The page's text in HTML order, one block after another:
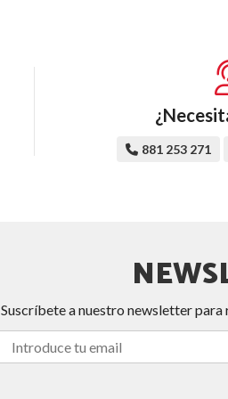
881 253 271
Suscríbete a nuestro newsletter